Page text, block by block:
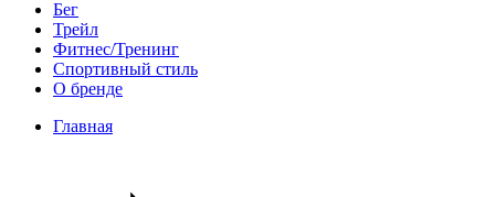
Бег
Трейл
Фитнес/Тренинг
Спортивный стиль
О бренде
Главная